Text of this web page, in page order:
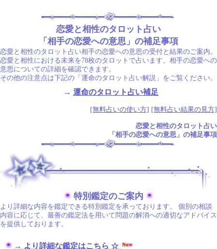
恋愛と相性のタロット占い
「相手の恋愛への意思」の補足事項
恋愛と相性のタロット占い相手の恋愛への意思の受付と結果のご案内。
恋愛と相性における未来を78枚のタロットで占います。相手の恋愛への
意思についての詳細を確認できます。
その他の注意点は下記の「運命のタロット占い解説」をご覧ください。
→ 運命のタロット占い補足
[無料占いの使い方] [無料占い結果の見方]
恋愛と相性のタロット占い
「相手の恋愛への意思」の補足事項
特別鑑定のご案内
より詳細な内容を鑑定できる特別鑑定を承っております。 個別の相談
内容に応じて、最善の鑑定法を用いて問題の解消への適切なアドバイス
を提供しております。
→ より詳細な鑑定はこちら ☆